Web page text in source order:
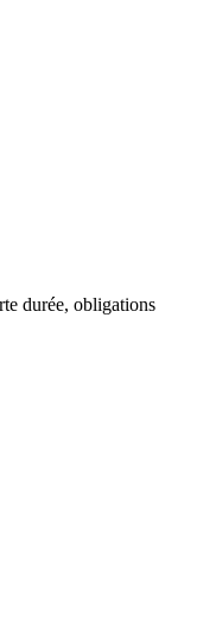
durée, obligations